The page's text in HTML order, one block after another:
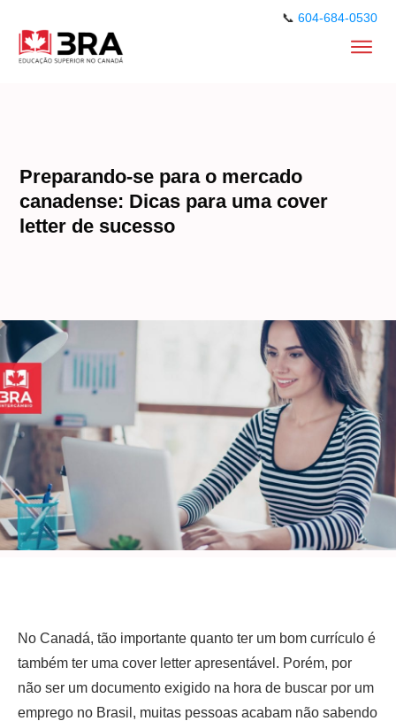
📞 604-684-0530
Preparando-se para o mercado
canadense: Dicas para uma cover
letter de sucesso
No Canadá, tão importante quanto ter um bom currículo é
também ter uma cover letter apresentável. Porém, por
não ser um documento exigido na hora de buscar por um
emprego no Brasil, muitas pessoas acabam não sabendo